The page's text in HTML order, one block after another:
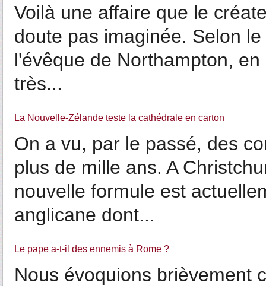
Voilà une affaire que le
doute pas imaginée. Selon
l'évêque de Northampton,
très...
La Nouvelle-Zélande teste la cathédrale en carton
On a vu, par le passé, des
plus de mille ans. A
nouvelle formule est
anglicane dont...
Le pape a-t-il des ennemis à Rome ?
Nous évoquions brièvement